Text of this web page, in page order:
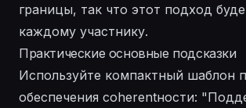
границы, так что этот подход
каждому участнику.
Практические основные подсказки
Используйте компактный шаблон
обеспечения coherentности: